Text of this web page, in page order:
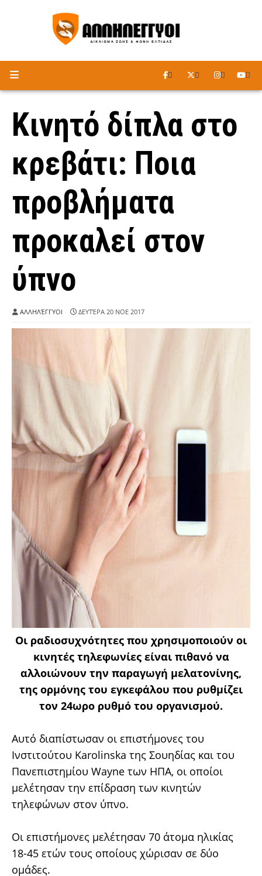
ΑΚΟΥΣΤΕ ΤΟ ΡΑΔΙΟΦΩΝΟ
Κινητό δίπλα στο
κρεβάτι: Ποια
προβλήματα
προκαλεί στον
ύπνο
ΑΛΛΗΛΈΓΓΥΟΙ ΔΕΥΤΈΡΑ 20 ΝΟΕ 2017
Οι ραδιοσυχνότητες που χρησιμοποιούν οι
κινητές τηλεφωνίες είναι πιθανό να
αλλοιώνουν την παραγωγή μελατονίνης,
της ορμόνης του εγκεφάλου που ρυθμίζει
τον 24ωρο ρυθμό του οργανισμού.
Αυτό διαπίστωσαν οι επιστήμονες του
Ινστιτούτου Karolinska της Σουηδίας και του
Πανεπιστημίου Wayne των ΗΠΑ, οι οποίοι
μελέτησαν την επίδραση των κινητών
τηλεφώνων στον ύπνο.
Οι επιστήμονες μελέτησαν 70 άτομα ηλικίας
18-45 ετών τους οποίους χώρισαν σε δύο
ομάδες.